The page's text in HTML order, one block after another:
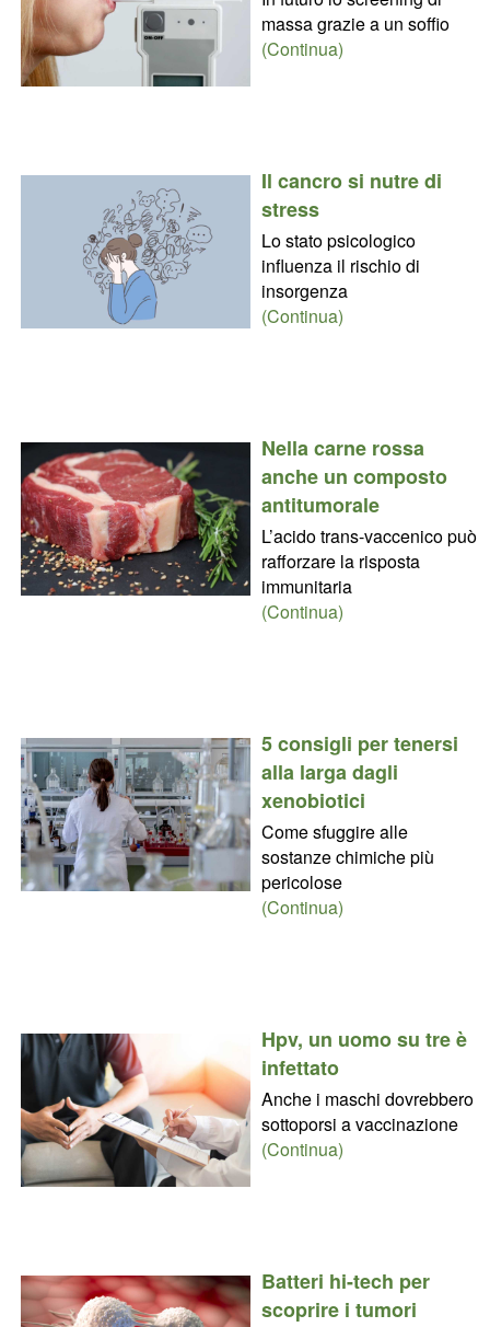
massa grazie a un soffio
(Continua)
Il cancro si nutre di
stress
Lo stato psicologico
influenza il rischio di
insorgenza
(Continua)
Nella carne rossa
anche un composto
antitumorale
L’acido trans-vaccenico può
rafforzare la risposta
immunitaria
(Continua)
5 consigli per tenersi
alla larga dagli
xenobiotici
Come sfuggire alle
sostanze chimiche più
pericolose
(Continua)
Hpv, un uomo su tre è
infettato
Anche i maschi dovrebbero
sottoporsi a vaccinazione
(Continua)
Batteri hi-tech per
scoprire i tumori